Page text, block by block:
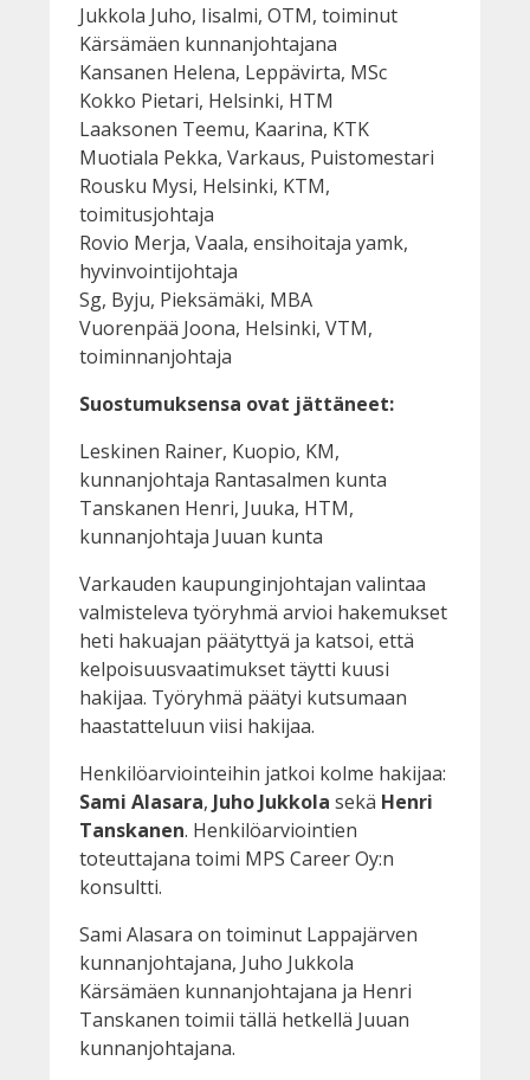
Jukkola Juho, Iisalmi, OTM, toiminut
Kärsämäen kunnanjohtajana
Kansanen Helena, Leppävirta, MSc
Kokko Pietari, Helsinki, HTM
Laaksonen Teemu, Kaarina, KTK
Muotiala Pekka, Varkaus, Puistomestari
Rousku Mysi, Helsinki, KTM,
toimitusjohtaja
Rovio Merja, Vaala, ensihoitaja yamk,
hyvinvointijohtaja
Sg, Byju, Pieksämäki, MBA
Vuorenpää Joona, Helsinki, VTM,
toiminnanjohtaja
Suostumuksensa ovat jättäneet:
Leskinen Rainer, Kuopio, KM,
kunnanjohtaja Rantasalmen kunta
Tanskanen Henri, Juuka, HTM,
kunnanjohtaja Juuan kunta
Varkauden kaupunginjohtajan valintaa
valmisteleva työryhmä arvioi hakemukset
heti hakuajan päätyttyä ja katsoi, että
kelpoisuusvaatimukset täytti kuusi
hakijaa. Työryhmä päätyi kutsumaan
haastatteluun viisi hakijaa.
Henkilöarviointeihin jatkoi kolme hakijaa:
Sami Alasara, Juho Jukkola sekä Henri
Tanskanen. Henkilöarviointien
toteuttajana toimi MPS Career Oy:n
konsultti.
Sami Alasara on toiminut Lappajärven
kunnanjohtajana, Juho Jukkola
Kärsämäen kunnanjohtajana ja Henri
Tanskanen toimii tällä hetkellä Juuan
kunnanjohtajana.